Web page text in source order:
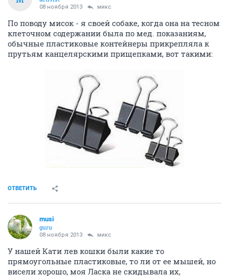
08 ноября 2013 микс
По поводу мисок - я своей собаке, когда она на тесном
клеточном содержании была по мед. показаниям,
обычные пластиковые контейнеры прикрепляла к
прутьям канцелярскими прищепками, вот такими:
ОТВЕТИТЬ
musi
guru
08 ноября 2013 микс
У нашей Кати лев кошки были какие то
прямоугольные пластиковые, то ли от ее мышей, но
висели хорошо, моя Ласка не скидывала их,